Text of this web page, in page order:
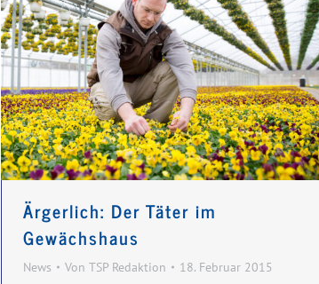
Ärgerlich: Der Täter im
Gewächshaus
News Von TSP Redaktion 18. Februar 2015